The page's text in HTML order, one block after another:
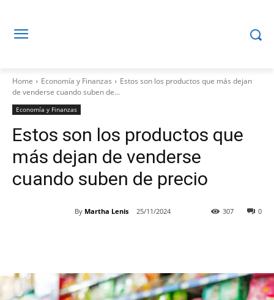
Home Economía y Finanzas
Estos son los productos que más dejan
de venderse cuando suben de...
Economía y Finanzas
Estos son los productos que
más dejan de venderse
cuando suben de precio
By Martha Lenis 25/11/2024 0
307